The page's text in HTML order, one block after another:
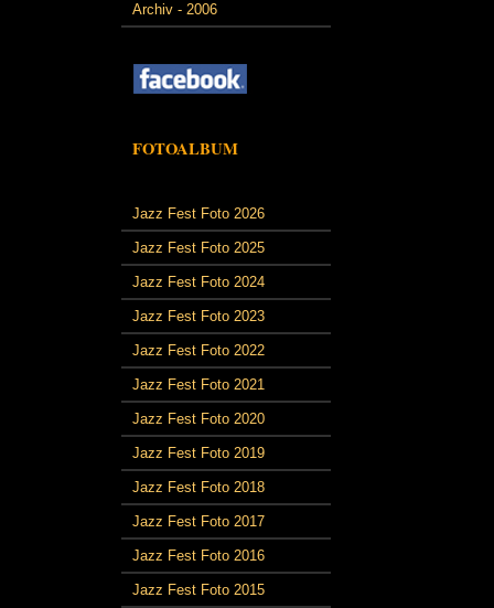
Archiv - 2006
FOTOALBUM
Jazz Fest Foto 2026
Jazz Fest Foto 2025
Jazz Fest Foto 2024
Jazz Fest Foto 2023
Jazz Fest Foto 2022
Jazz Fest Foto 2021
Jazz Fest Foto 2020
Jazz Fest Foto 2019
Jazz Fest Foto 2018
Jazz Fest Foto 2017
Jazz Fest Foto 2016
Jazz Fest Foto 2015